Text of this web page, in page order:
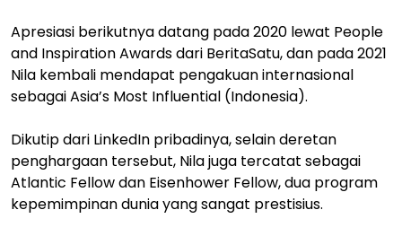
Apresiasi berikutnya datang pada 2020 lewat People
and Inspiration Awards dari BeritaSatu, dan pada 2021
Nila kembali mendapat pengakuan internasional
sebagai Asia’s Most Influential (Indonesia).
Dikutip dari LinkedIn pribadinya, selain deretan
penghargaan tersebut, Nila juga tercatat sebagai
Atlantic Fellow dan Eisenhower Fellow, dua program
kepemimpinan dunia yang sangat prestisius.